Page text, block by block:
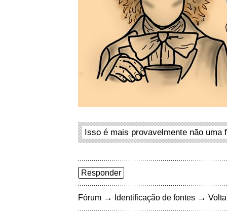
Isso é mais provavelmente não uma
Responder
Fórum → Identificação de fontes →